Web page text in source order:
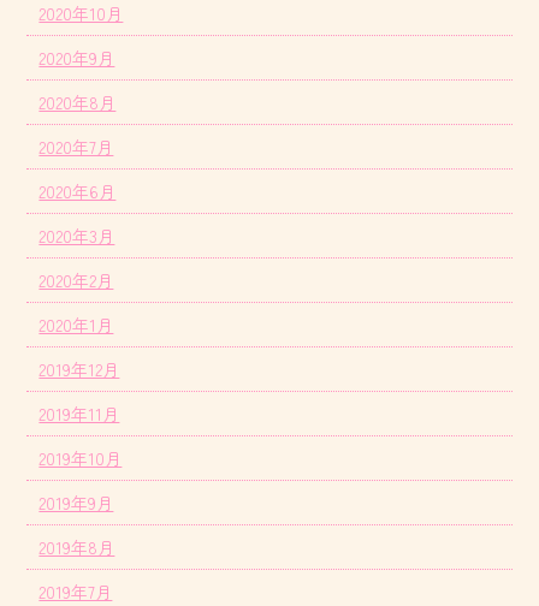
2020年10月
2020年9月
2020年8月
2020年7月
2020年6月
2020年3月
2020年2月
2020年1月
2019年12月
2019年11月
2019年10月
2019年9月
2019年8月
2019年7月